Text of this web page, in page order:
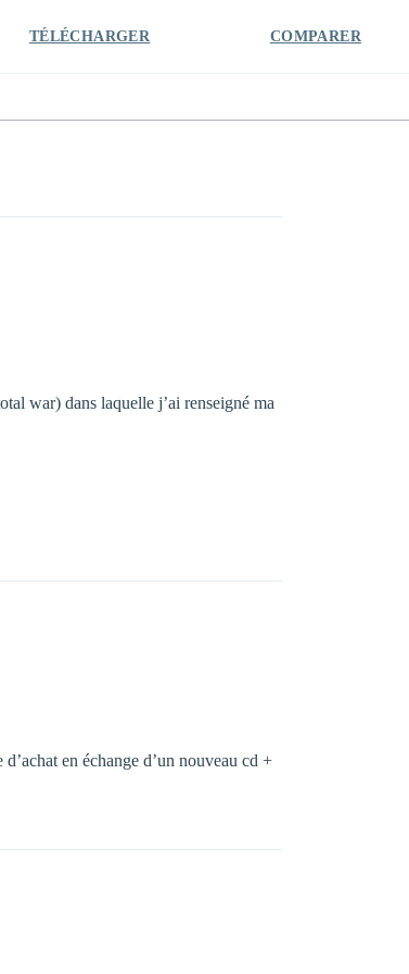
TÉLÉCHARGER COMPARER
war) dans laquelle j’ai renseigné ma
en échange d’un nouveau cd +